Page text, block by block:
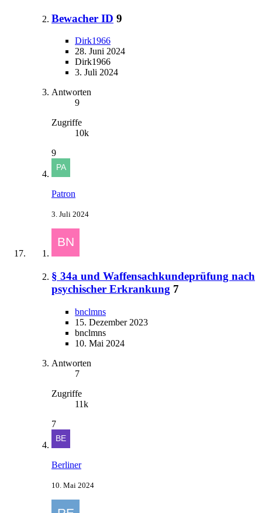
Bewacher ID 9
Dirk1966
28. Juni 2024
Dirk1966
3. Juli 2024
Antworten
9
Zugriffe
10k
9
Patron
3. Juli 2024
§ 34a und Waffensachkundeprüfung nach
psychischer Erkrankung 7
bnclmns
15. Dezember 2023
bnclmns
10. Mai 2024
Antworten
7
Zugriffe
11k
7
Berliner
10. Mai 2024